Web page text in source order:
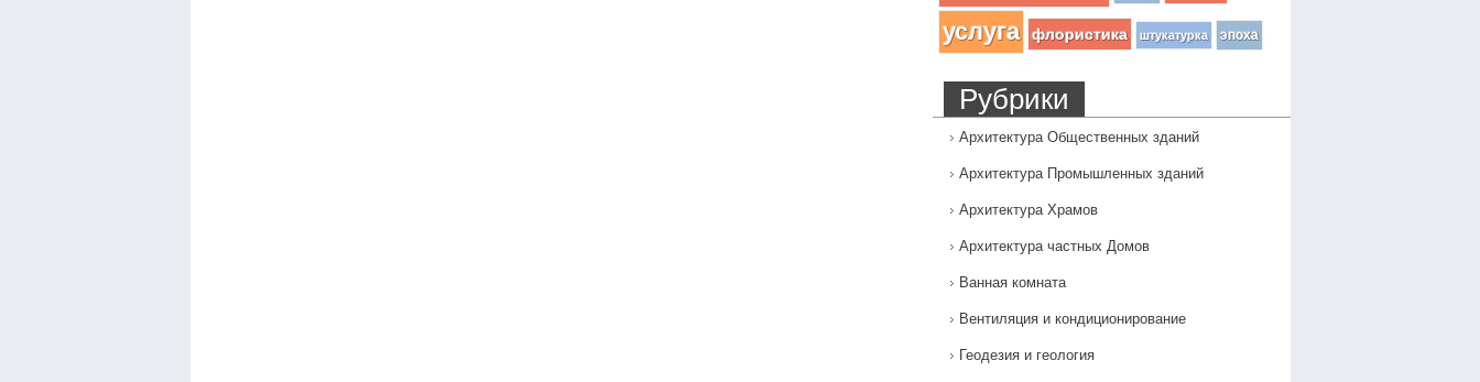
услуга флористика штукатурка эпоха
Рубрики
Архитектура Общественных зданий
Архитектура Промышленных зданий
Архитектура Храмов
Архитектура частных Домов
Ванная комната
Вентиляция и кондиционирование
Геодезия и геология